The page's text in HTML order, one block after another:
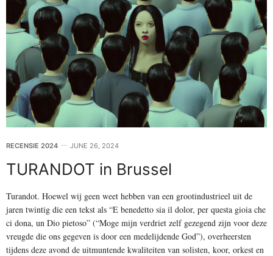
RECENSIE 2024 JUNE 26, 2024
TURANDOT in Brussel
Turandot. Hoewel wij geen weet hebben van een grootindustrieel uit de
jaren twintig die een tekst als “E benedetto sia il dolor, per questa gioia che
ci dona, un Dio pietoso” (“Moge mijn verdriet zelf gezegend zijn voor deze
vreugde die ons gegeven is door een medelijdende God”), overheersten
tijdens deze avond de uitmuntende kwaliteiten van solisten, koor, orkest en